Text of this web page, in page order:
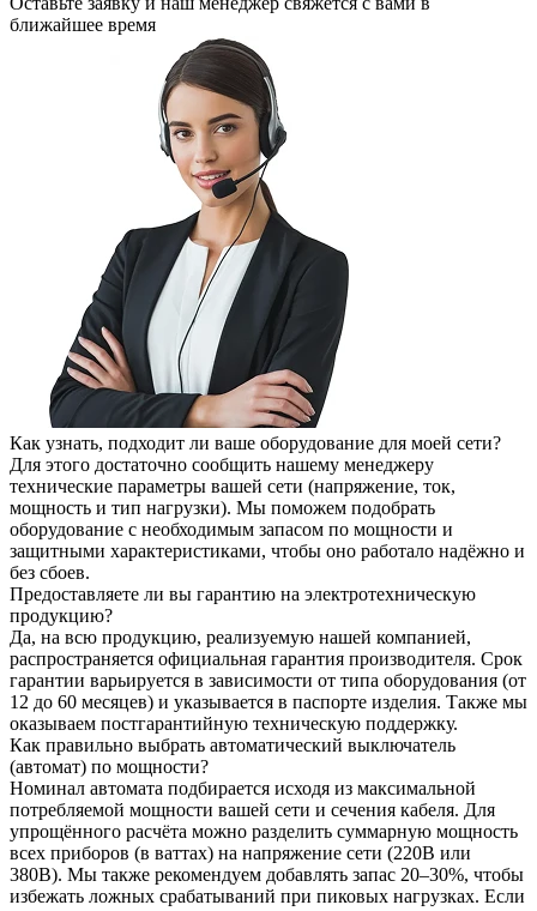
ближайшее время
Как узнать, подходит ли ваше оборудование для моей сети?
Для этого достаточно сообщить нашему менеджеру
технические параметры вашей сети (напряжение, ток,
мощность и тип нагрузки). Мы поможем подобрать
оборудование с необходимым запасом по мощности и
защитными характеристиками, чтобы оно работало надёжно и
без сбоев.
Предоставляете ли вы гарантию на электротехническую
продукцию?
Да, на всю продукцию, реализуемую нашей компанией,
распространяется официальная гарантия производителя. Срок
гарантии варьируется в зависимости от типа оборудования (от
12 до 60 месяцев) и указывается в паспорте изделия. Также мы
оказываем постгарантийную техническую поддержку.
Как правильно выбрать автоматический выключатель
(автомат) по мощности?
Номинал автомата подбирается исходя из максимальной
потребляемой мощности вашей сети и сечения кабеля. Для
упрощённого расчёта можно разделить суммарную мощность
всех приборов (в ваттах) на напряжение сети (220В или
380В). Мы также рекомендуем добавлять запас 20–30%, чтобы
избежать ложных срабатываний при пиковых нагрузках. Если